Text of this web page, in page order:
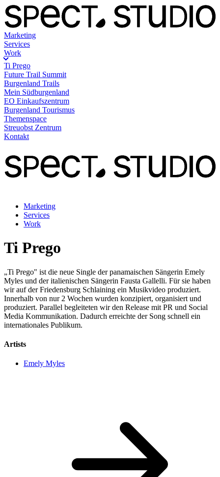
Marketing
Services
Work
Ti Prego
Future Trail Summit
Burgenland Trails
Mein Südburgenland
EO Einkaufszentrum
Burgenland Tourismus
Themenspace
Streuobst Zentrum
Kontakt
Marketing
Services
Work
Ti Prego
„Ti Prego" ist die neue Single der panamaischen Sängerin Emely
Myles und der italienischen Sängerin Fausta Gallelli. Für sie haben
wir auf der Friedensburg Schlaining ein Musikvideo produziert.
Innerhalb von nur 2 Wochen wurden konzipiert, organisiert und
produziert. Parallel begleiteten wir den Release mit PR und Social
Media Kommunikation. Dadurch erreichte der Song schnell ein
internationales Publikum.
Artists
Emely Myles